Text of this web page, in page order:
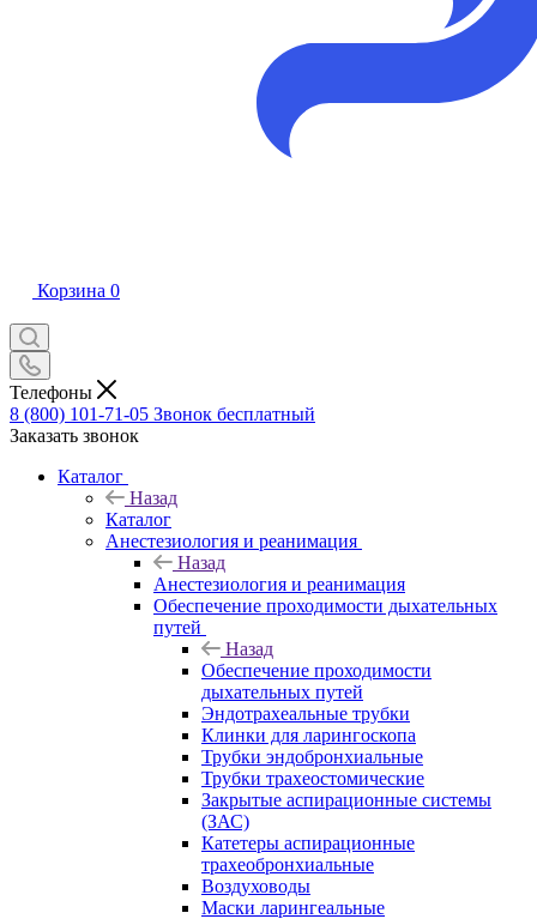
Корзина 0
Телефоны
8 (800) 101-71-05 Звонок бесплатный
Заказать звонок
Каталог
Назад
Каталог
Анестезиология и реанимация
Назад
Анестезиология и реанимация
Обеспечение проходимости дыхательных
путей
Назад
Обеспечение проходимости
дыхательных путей
Эндотрахеальные трубки
Клинки для ларингоскопа
Трубки эндобронхиальные
Трубки трахеостомические
Закрытые аспирационные системы
(ЗАС)
Катетеры аспирационные
трахеобронхиальные
Воздуховоды
Маски ларингеальные